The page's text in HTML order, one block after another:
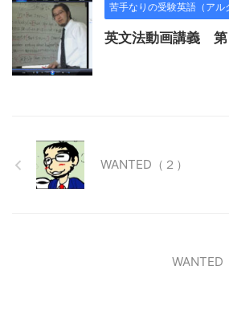
苦手なりの受験英語（アル
英文法動画講義 第
WANTED（２）
WANTED